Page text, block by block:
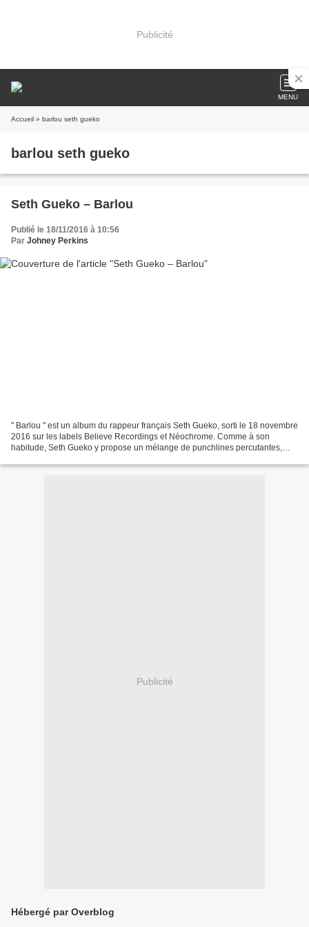
Publicité
MENU
Accueil » barlou seth gueko
barlou seth gueko
Seth Gueko – Barlou
Publié le 18/11/2016 à 10:56
Par Johney Perkins
" Barlou " est un album du rappeur français Seth Gueko, sorti le 18 novembre
2016 sur les labels Believe Recordings et Néochrome. Comme à son
habitude, Seth Gueko y propose un mélange de punchlines percutantes,
Publicité
Hébergé par Overblog